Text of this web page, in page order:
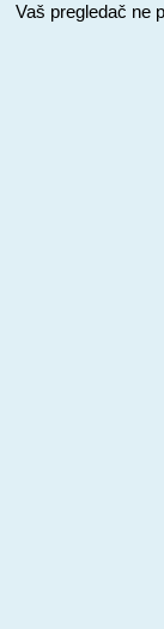
Vaš pregledač ne